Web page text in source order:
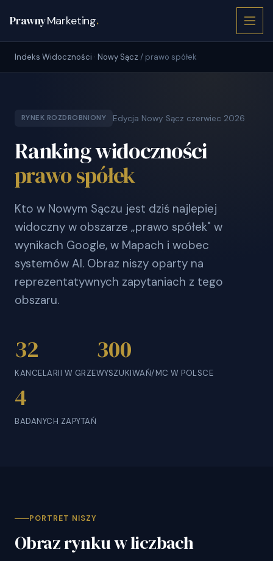
PrawnyMarketing.
Indeks Widoczności · Nowy Sącz / prawo spółek
RYNEK ROZDROBNIONY Edycja Nowy Sącz czerwiec 2026
Ranking widoczności
prawo spółek
Kto w Nowym Sączu jest dziś najlepiej
widoczny w obszarze „prawo spółek" w
wynikach Google, w Mapach i wobec
systemów AI. Obraz niszy oparty na
reprezentatywnych zapytaniach z tego
obszaru.
32
KANCELARII W GRZE
300
WYSZUKIWAŃ/MC W POLSCE
4
BADANYCH ZAPYTAŃ
PORTRET NISZY
Obraz rynku w liczbach